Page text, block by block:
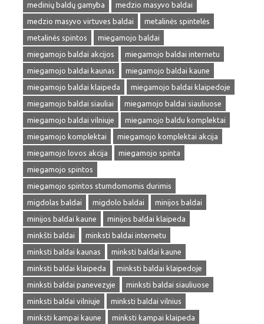
medinių baldų gamyba
medzio masyvo baldai
medzio masyvo virtuves baldai
metalinės spintelės
metalinės spintos
miegamojo baldai
miegamojo baldai akcijos
miegamojo baldai internetu
miegamojo baldai kaunas
miegamojo baldai kaune
miegamojo baldai klaipeda
miegamojo baldai klaipedoje
miegamojo baldai siauliai
miegamojo baldai siauliuose
miegamojo baldai vilniuje
miegamojo baldu komplektai
miegamojo komplektai
miegamojo komplektai akcija
miegamojo lovos akcija
miegamojo spinta
miegamojo spintos
miegamojo spintos stumdomomis durimis
migdolas baldai
migdolo baldai
minijos baldai
minijos baldai kaune
minijos baldai klaipeda
minkšti baldai
minksti baldai internetu
minksti baldai kaunas
minksti baldai kaune
minksti baldai klaipeda
minksti baldai klaipedoje
minksti baldai panevezyje
minksti baldai siauliuose
minksti baldai vilniuje
minksti baldai vilnius
minksti kampai kaune
minksti kampai klaipeda